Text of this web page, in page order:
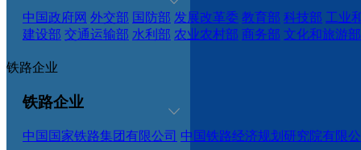
中国政府网 外交部 国防部 发展改革委 教育部 科技部 工业
建设部 交通运输部 水利部 农业农村部 商务部 文化和旅游部
铁路企业
铁路企业
中国国家铁路集团有限公司 中国铁路经济规划研究院有限